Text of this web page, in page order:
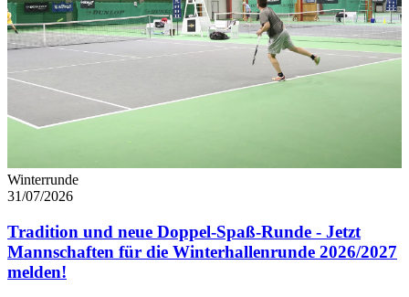
Winterrunde
31/07/2026
Tradition und neue Doppel-Spaß-Runde - Jetzt
Mannschaften für die Winterhallenrunde 2026/2027
melden!